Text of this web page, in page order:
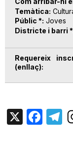
Temàtica
Públic * Joves
Districte i barri *
Requereix
(enllaç)
X